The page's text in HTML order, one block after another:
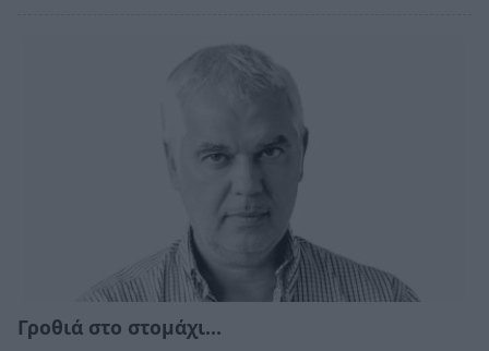
Γροθιά στο στομάχι…